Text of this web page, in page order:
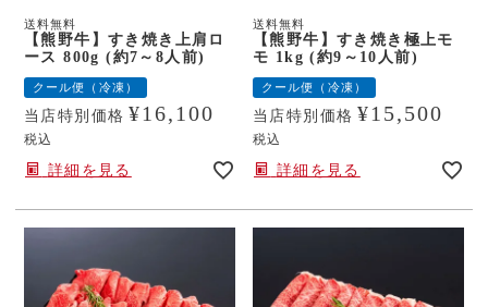
送料無料
【熊野牛】すき焼き上肩ロ
ース 800g (約7～8人前)
クール便（冷凍）
当店特別価格 ¥16,100
税込
詳細を見る
送料無料
【熊野牛】すき焼き極上モ
モ 1kg (約9～10人前)
クール便（冷凍）
当店特別価格 ¥15,500
税込
詳細を見る